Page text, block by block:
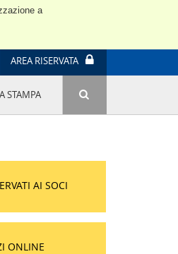
a
AREA RISERVATA
NEL
STAMPA
AI SOCI
ONLINE